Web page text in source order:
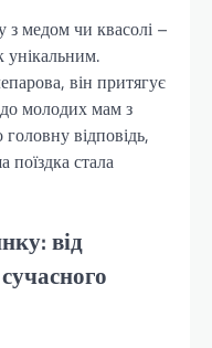
з медом чи квасолі –
унікальним.
він притягує
молодих мам з
відповідь,
поїздка стала
від